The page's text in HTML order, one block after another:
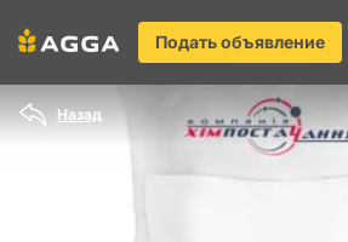
Подать объявление
Назад